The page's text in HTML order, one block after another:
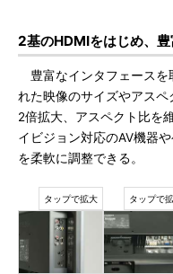
2基のHDMIをはじめ、
豊富なインタフェースを
れた映像のサイズやアス
2倍拡大、アスペクト比を
イビジョン対応のAV機器
を柔軟に調整できる。